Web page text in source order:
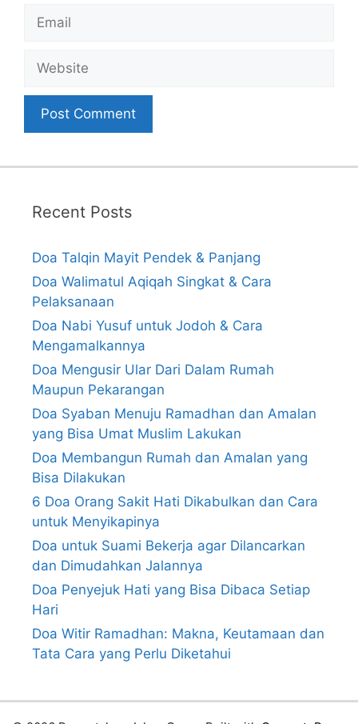
Recent Posts
Doa Talqin Mayit Pendek & Panjang
Doa Walimatul Aqiqah Singkat & Cara
Pelaksanaan
Doa Nabi Yusuf untuk Jodoh & Cara
Mengamalkannya
Doa Mengusir Ular Dari Dalam Rumah
Maupun Pekarangan
Doa Syaban Menuju Ramadhan dan Amalan
yang Bisa Umat Muslim Lakukan
Doa Membangun Rumah dan Amalan yang
Bisa Dilakukan
6 Doa Orang Sakit Hati Dikabulkan dan Cara
untuk Menyikapinya
Doa untuk Suami Bekerja agar Dilancarkan
dan Dimudahkan Jalannya
Doa Penyejuk Hati yang Bisa Dibaca Setiap
Hari
Doa Witir Ramadhan: Makna, Keutamaan dan
Tata Cara yang Perlu Diketahui